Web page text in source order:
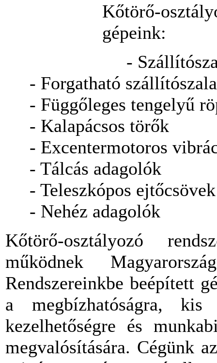
Kőtörő-
gépeink:
-
- Forgatható
- Függőleges tengelyű
- Kalapácsos törők
- Excentermotoros
- Tálcás adagolók
- Teleszkópos ejtőcsövek
- Nehéz adagolók
Kőtörő-osztályozó
működnek
Rendszereinkbe beépített
a megbízhatóságra, kis
kezelhetőségre és
megvalósítására. Cégünk